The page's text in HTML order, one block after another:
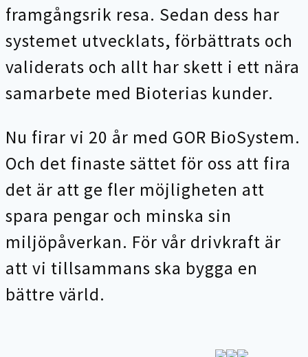
framgångsrik resa. Sedan dess har
systemet utvecklats, förbättrats och
validerats och allt har skett i ett nära
samarbete med Bioterias kunder.
Nu firar vi 20 år med GOR BioSystem.
Och det finaste sättet för oss att fira
det är att ge fler möjligheten att
spara pengar och minska sin
miljöpåverkan. För vår drivkraft är
att vi tillsammans ska bygga en
bättre värld.